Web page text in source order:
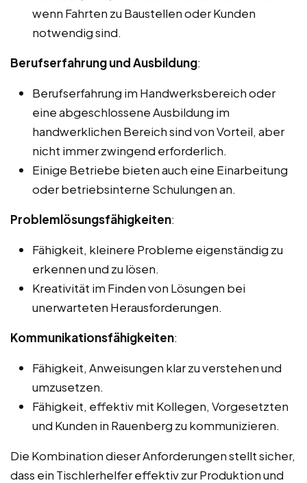
wenn Fahrten zu Baustellen oder Kunden
notwendig sind.
Berufserfahrung und Ausbildung:
Berufserfahrung im Handwerksbereich oder
eine abgeschlossene Ausbildung im
handwerklichen Bereich sind von Vorteil, aber
nicht immer zwingend erforderlich.
Einige Betriebe bieten auch eine Einarbeitung
oder betriebsinterne Schulungen an.
Problemlösungsfähigkeiten:
Fähigkeit, kleinere Probleme eigenständig zu
erkennen und zu lösen.
Kreativität im Finden von Lösungen bei
unerwarteten Herausforderungen.
Kommunikationsfähigkeiten:
Fähigkeit, Anweisungen klar zu verstehen und
umzusetzen.
Fähigkeit, effektiv mit Kollegen, Vorgesetzten
und Kunden in Rauenberg zu kommunizieren.
Die Kombination dieser Anforderungen stellt sicher,
dass ein Tischlerhelfer effektiv zur Produktion und